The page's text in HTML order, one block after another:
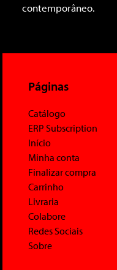
contemporâneo.
Páginas
Catálogo
ERP Subscription
Início
Minha conta
Finalizar compra
Carrinho
Livraria
Colabore
Redes Sociais
Sobre